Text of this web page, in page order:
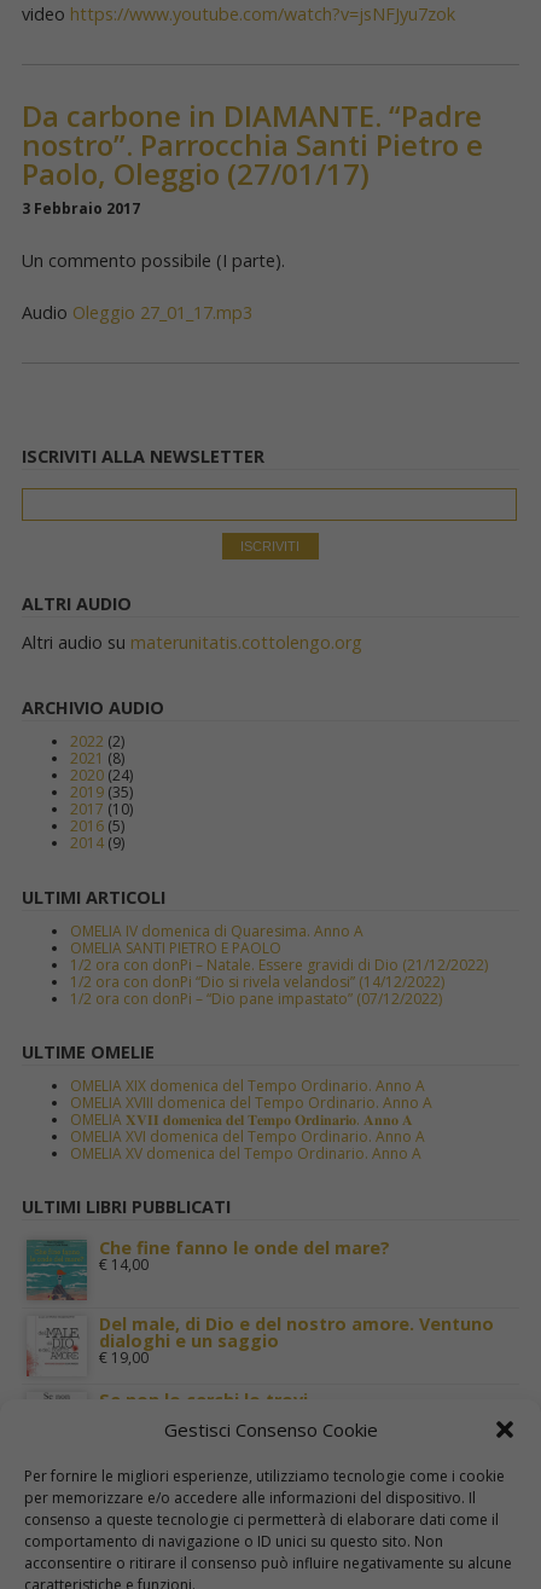
Gestisci Consenso Cookie
Per fornire le migliori esperienze, utilizziamo tecnologie come i cookie
per memorizzare e/o accedere alle informazioni del dispositivo. Il
consenso a queste tecnologie ci permetterà di elaborare dati come il
comportamento di navigazione o ID unici su questo sito. Non
acconsentire o ritirare il consenso può influire negativamente su alcune
caratteristiche e funzioni.
video https://www.youtube.com/watch?v=jsNFJyu7zok
Da carbone in DIAMANTE. “Padre
nostro”. Parrocchia Santi Pietro e
Paolo, Oleggio (27/01/17)
3 Febbraio 2017
Un commento possibile (I parte).
Audio Oleggio 27_01_17.mp3
ISCRIVITI ALLA NEWSLETTER
ALTRI AUDIO
Altri audio su materunitatis.cottolengo.org
ARCHIVIO AUDIO
2022 (2)
2021 (8)
2020(24)
2019(35)
2017 (10)
2016(5)
2014(9)
ULTIMI ARTICOLI
OMELIA IV domenica di Quaresima. Anno A
OMELIA SANTI PIETRO E PAOLO
1/2 ora con donPi – Natale. Essere gravidi di Dio (21/12/2022)
1/2 ora con donPi “Dio si rivela velandosi” (14/12/2022)
1/2 ora con donPi – “Dio pane impastato” (07/12/2022)
ULTIME OMELIE
OMELIA XIX domenica del Tempo Ordinario. Anno A
OMELIA XVIII domenica del Tempo Ordinario. Anno A
OMELIA 𝐗𝐕𝐈𝐈 𝐝𝐨𝐦𝐞𝐧𝐢𝐜𝐚 𝐝𝐞𝐥 𝐓𝐞𝐦𝐩𝐨 𝐎𝐫𝐝𝐢𝐧𝐚𝐫𝐢𝐨. 𝐀𝐧𝐧𝐨 𝐀
OMELIA XVI domenica del Tempo Ordinario. Anno A
OMELIA XV domenica del Tempo Ordinario. Anno A
ULTIMI LIBRI PUBBLICATI
Che fine fanno le onde del mare?
€14,00
Del male, di Dio e del nostro amore. Ventuno
dialoghi e un saggio
€19,00
Se non lo cerchi lo trovi
Terra Santa nei luoghi di Gesù
€29,00
I cinque sensi. Per una mistica della carne
€22,00